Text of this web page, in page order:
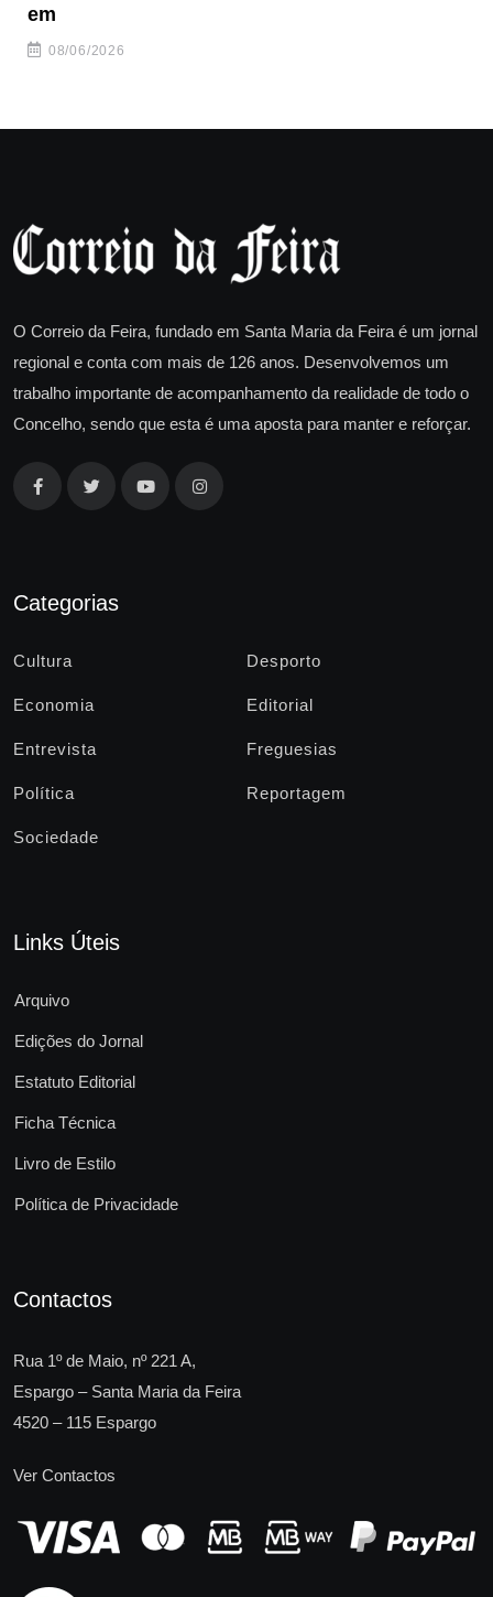
em
08/06/2026
O Correio da Feira, fundado em Santa Maria da Feira é um jornal
regional e conta com mais de 126 anos. Desenvolvemos um
trabalho importante de acompanhamento da realidade de todo o
Concelho, sendo que esta é uma aposta para manter e reforçar.
Categorias
Cultura Desporto
Economia Editorial
Entrevista Freguesias
Política Reportagem
Sociedade
Links Úteis
Arquivo
Edições do Jornal
Estatuto Editorial
Ficha Técnica
Livro de Estilo
Política de Privacidade
Contactos
Rua 1º de Maio, nº 221 A,
Espargo – Santa Maria da Feira
4520 – 115 Espargo
Ver Contactos